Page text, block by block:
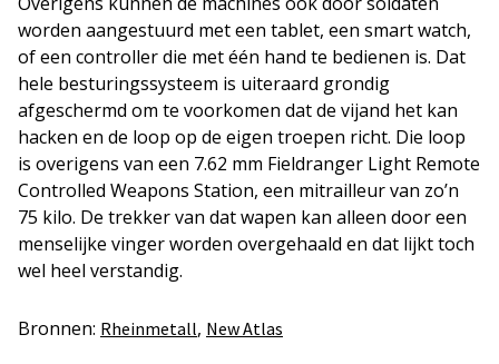
worden aangestuurd met een tablet, een smart watch,
of een controller die met één hand te bedienen is. Dat
hele besturingssysteem is uiteraard grondig
afgeschermd om te voorkomen dat de vijand het kan
hacken en de loop op de eigen troepen richt. Die loop
is overigens van een 7.62 mm Fieldranger Light Remote
Controlled Weapons Station, een mitrailleur van zo’n
75 kilo. De trekker van dat wapen kan alleen door een
menselijke vinger worden overgehaald en dat lijkt toch
wel heel verstandig.
Bronnen: Rheinmetall, New Atlas